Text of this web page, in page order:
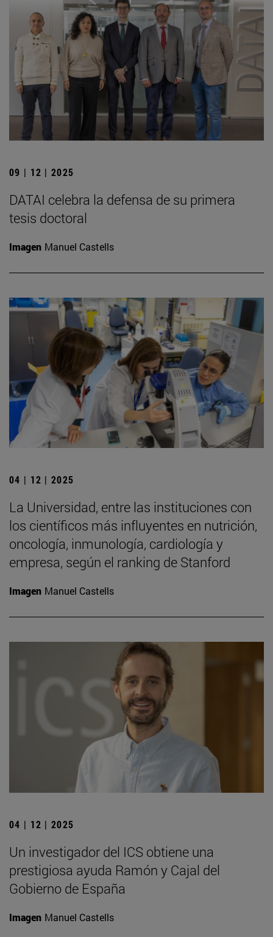
09 | 12 | 2025
DATAI celebra la defensa de su primera
tesis doctoral
Imagen Manuel Castells
04 | 12 | 2025
La Universidad, entre las instituciones con
los científicos más influyentes en nutrición,
oncología, inmunología, cardiología y
empresa, según el ranking de Stanford
Imagen Manuel Castells
04 | 12 | 2025
Un investigador del ICS obtiene una
prestigiosa ayuda Ramón y Cajal del
Gobierno de España
Imagen Manuel Castells